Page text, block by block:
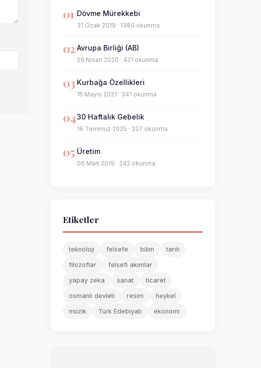
01 Dövme Mürekkebi
31 Ocak 2019 · 1380 okunma
02Avrupa Birliği (AB)
29 Nisan 2020 · 421 okunma
03 Kurbağa Özellikleri
15 Mayıs 2021 · 341 okunma
0430 Haftalık Gebelik
16 Temmuz 2025 · 327 okunma
05 Üretim
06 Mart 2019 · 242 okunma
Etiketler
teknoloji felsefe bilim tarih
filozoflar felsefi akımlar
yapay zeka sanat ticaret
osmanlı devleti resim heykel
müzik Türk Edebiyatı ekonomi